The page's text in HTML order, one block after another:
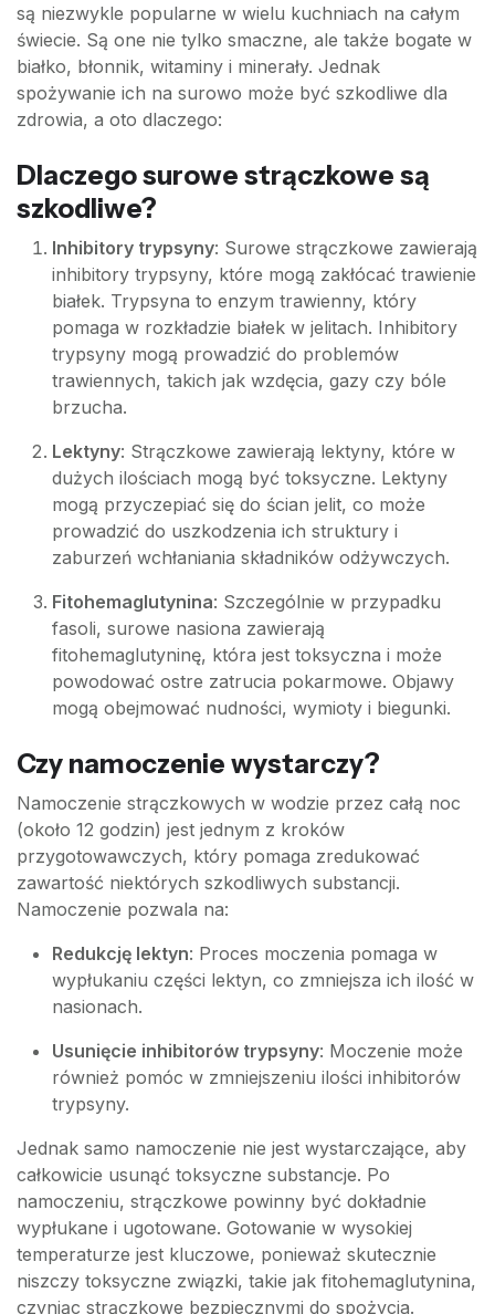
są niezwykle popularne w wielu kuchniach na całym
świecie. Są one nie tylko smaczne, ale także bogate w
białko, błonnik, witaminy i minerały. Jednak
spożywanie ich na surowo może być szkodliwe dla
zdrowia, a oto dlaczego:
Dlaczego surowe strączkowe są
szkodliwe?
Inhibitory trypsyny: Surowe strączkowe zawierają
inhibitory trypsyny, które mogą zakłócać trawienie
białek. Trypsyna to enzym trawienny, który
pomaga w rozkładzie białek w jelitach. Inhibitory
trypsyny mogą prowadzić do problemów
trawiennych, takich jak wzdęcia, gazy czy bóle
brzucha.
Lektyny: Strączkowe zawierają lektyny, które w
dużych ilościach mogą być toksyczne. Lektyny
mogą przyczepiać się do ścian jelit, co może
prowadzić do uszkodzenia ich struktury i
zaburzeń wchłaniania składników odżywczych.
Fitohemaglutynina: Szczególnie w przypadku
fasoli, surowe nasiona zawierają
fitohemaglutyninę, która jest toksyczna i może
powodować ostre zatrucia pokarmowe. Objawy
mogą obejmować nudności, wymioty i biegunki.
Czy namoczenie wystarczy?
Namoczenie strączkowych w wodzie przez całą noc
(około 12 godzin) jest jednym z kroków
przygotowawczych, który pomaga zredukować
zawartość niektórych szkodliwych substancji.
Namoczenie pozwala na:
Redukcję lektyn: Proces moczenia pomaga w
wypłukaniu części lektyn, co zmniejsza ich ilość w
nasionach.
Usunięcie inhibitorów trypsyny: Moczenie może
również pomóc w zmniejszeniu ilości inhibitorów
trypsyny.
Jednak samo namoczenie nie jest wystarczające, aby
całkowicie usunąć toksyczne substancje. Po
namoczeniu, strączkowe powinny być dokładnie
wypłukane i ugotowane. Gotowanie w wysokiej
temperaturze jest kluczowe, ponieważ skutecznie
niszczy toksyczne związki, takie jak fitohemaglutynina,
czyniąc strączkowe bezpiecznymi do spożycia.